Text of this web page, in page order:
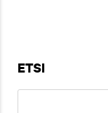
ETSI